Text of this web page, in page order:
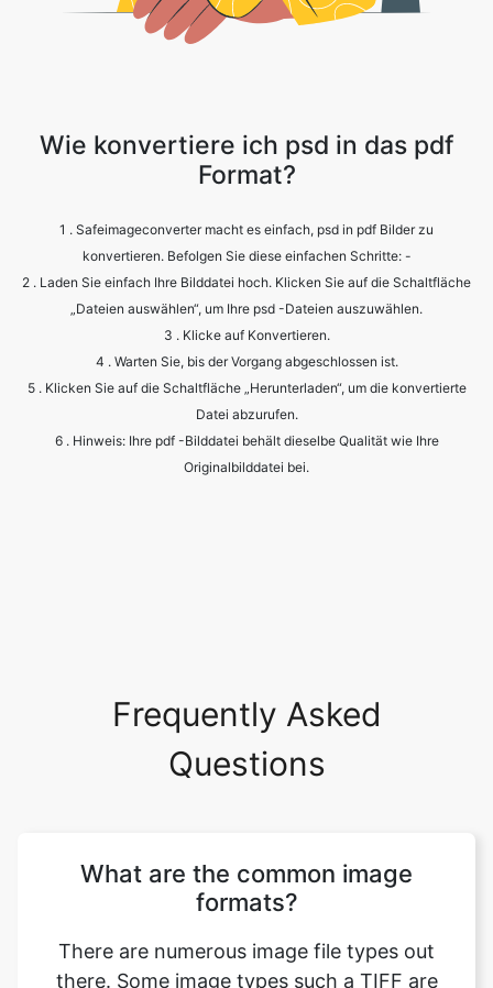
Wie konvertiere ich psd in das pdf
1 . Safeimageconverter macht es einfach, psd in pdf Bilder zu
konvertieren. Befolgen Sie diese einfachen Schritte: -
2 . Laden Sie einfach Ihre Bilddatei hoch. Klicken Sie auf die Schaltfläche
3 . Klicke auf Konvertieren.
4 . Warten Sie, bis der Vorgang abgeschlossen ist.
5 . Klicken Sie auf die Schaltfläche „Herunterladen“, um die konvertierte
Datei abzurufen.
6 . Hinweis: Ihre pdf -Bilddatei behält dieselbe Qualität wie Ihre
Originalbilddatei bei.
What are the common image
there. Some image types such a TIFF are
great for printing while others, like JPG or
PNG, are best for web graphics. The most
common image file formats are JPG, TIF,